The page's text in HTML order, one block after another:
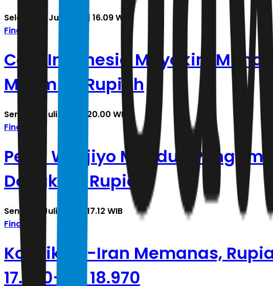
Selasa, 28 Juli 2026 | 16.09 WIB
Finance
Core Indonesia Meyakini
Minim ke Rupiah
Senin, 27 Juli 2026 | 20.00 WIB
Finance
Perry Warjiyo Mundur,
Dongkrak Rupiah
Senin, 27 Juli 2026 | 17.12 WIB
Finance
Konflik AS-Iran Memanas,
17.920–Rp 18.970